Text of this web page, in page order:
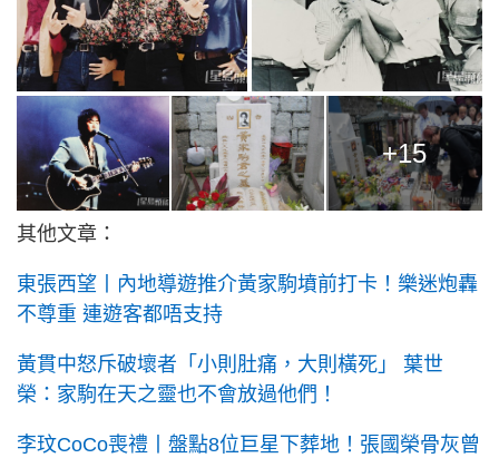
+15
其他文章：
東張西望丨內地導遊推介黃家駒墳前打卡！樂迷炮轟
不尊重 連遊客都唔支持
黃貫中怒斥破壞者「小則肚痛，大則橫死」 葉世
榮：家駒在天之靈也不會放過他們！
李玟CoCo喪禮丨盤點8位巨星下葬地！張國榮骨灰曾